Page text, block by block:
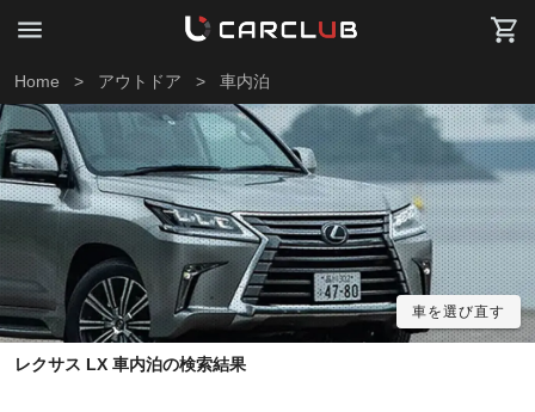
Home > アウトドア > 車内泊
車を選び直す
レクサス LX 車内泊の検索結果